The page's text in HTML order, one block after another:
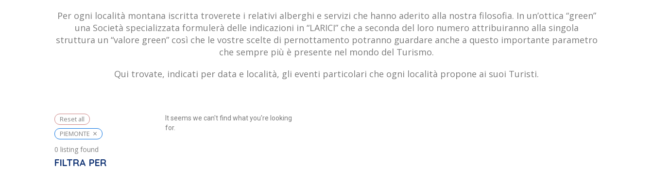
Per ogni località montana iscritta troverete i relativi alberghi e servizi che hanno aderito alla nostra filosofia. In un’ottica “green”
una Società specializzata formulerà delle indicazioni in “LARICI” che a seconda del loro numero attribuiranno alla singola
struttura un “valore green” così che le vostre scelte di pernottamento potranno guardare anche a questo importante parametro
che sempre più è presente nel mondo del Turismo.
Qui trovate, indicati per data e località, gli eventi particolari che ogni località propone ai suoi Turisti.
Reset all
PIEMONTE ×
0 listing found
FILTRA PER
It seems we can't find what you're looking
for.